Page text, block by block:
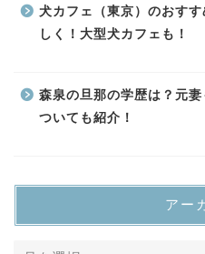
犬カフェ（東京）のおす
しく！大型犬カフェも！
森泉の旦那の学歴は？元
ついても紹介！
アー